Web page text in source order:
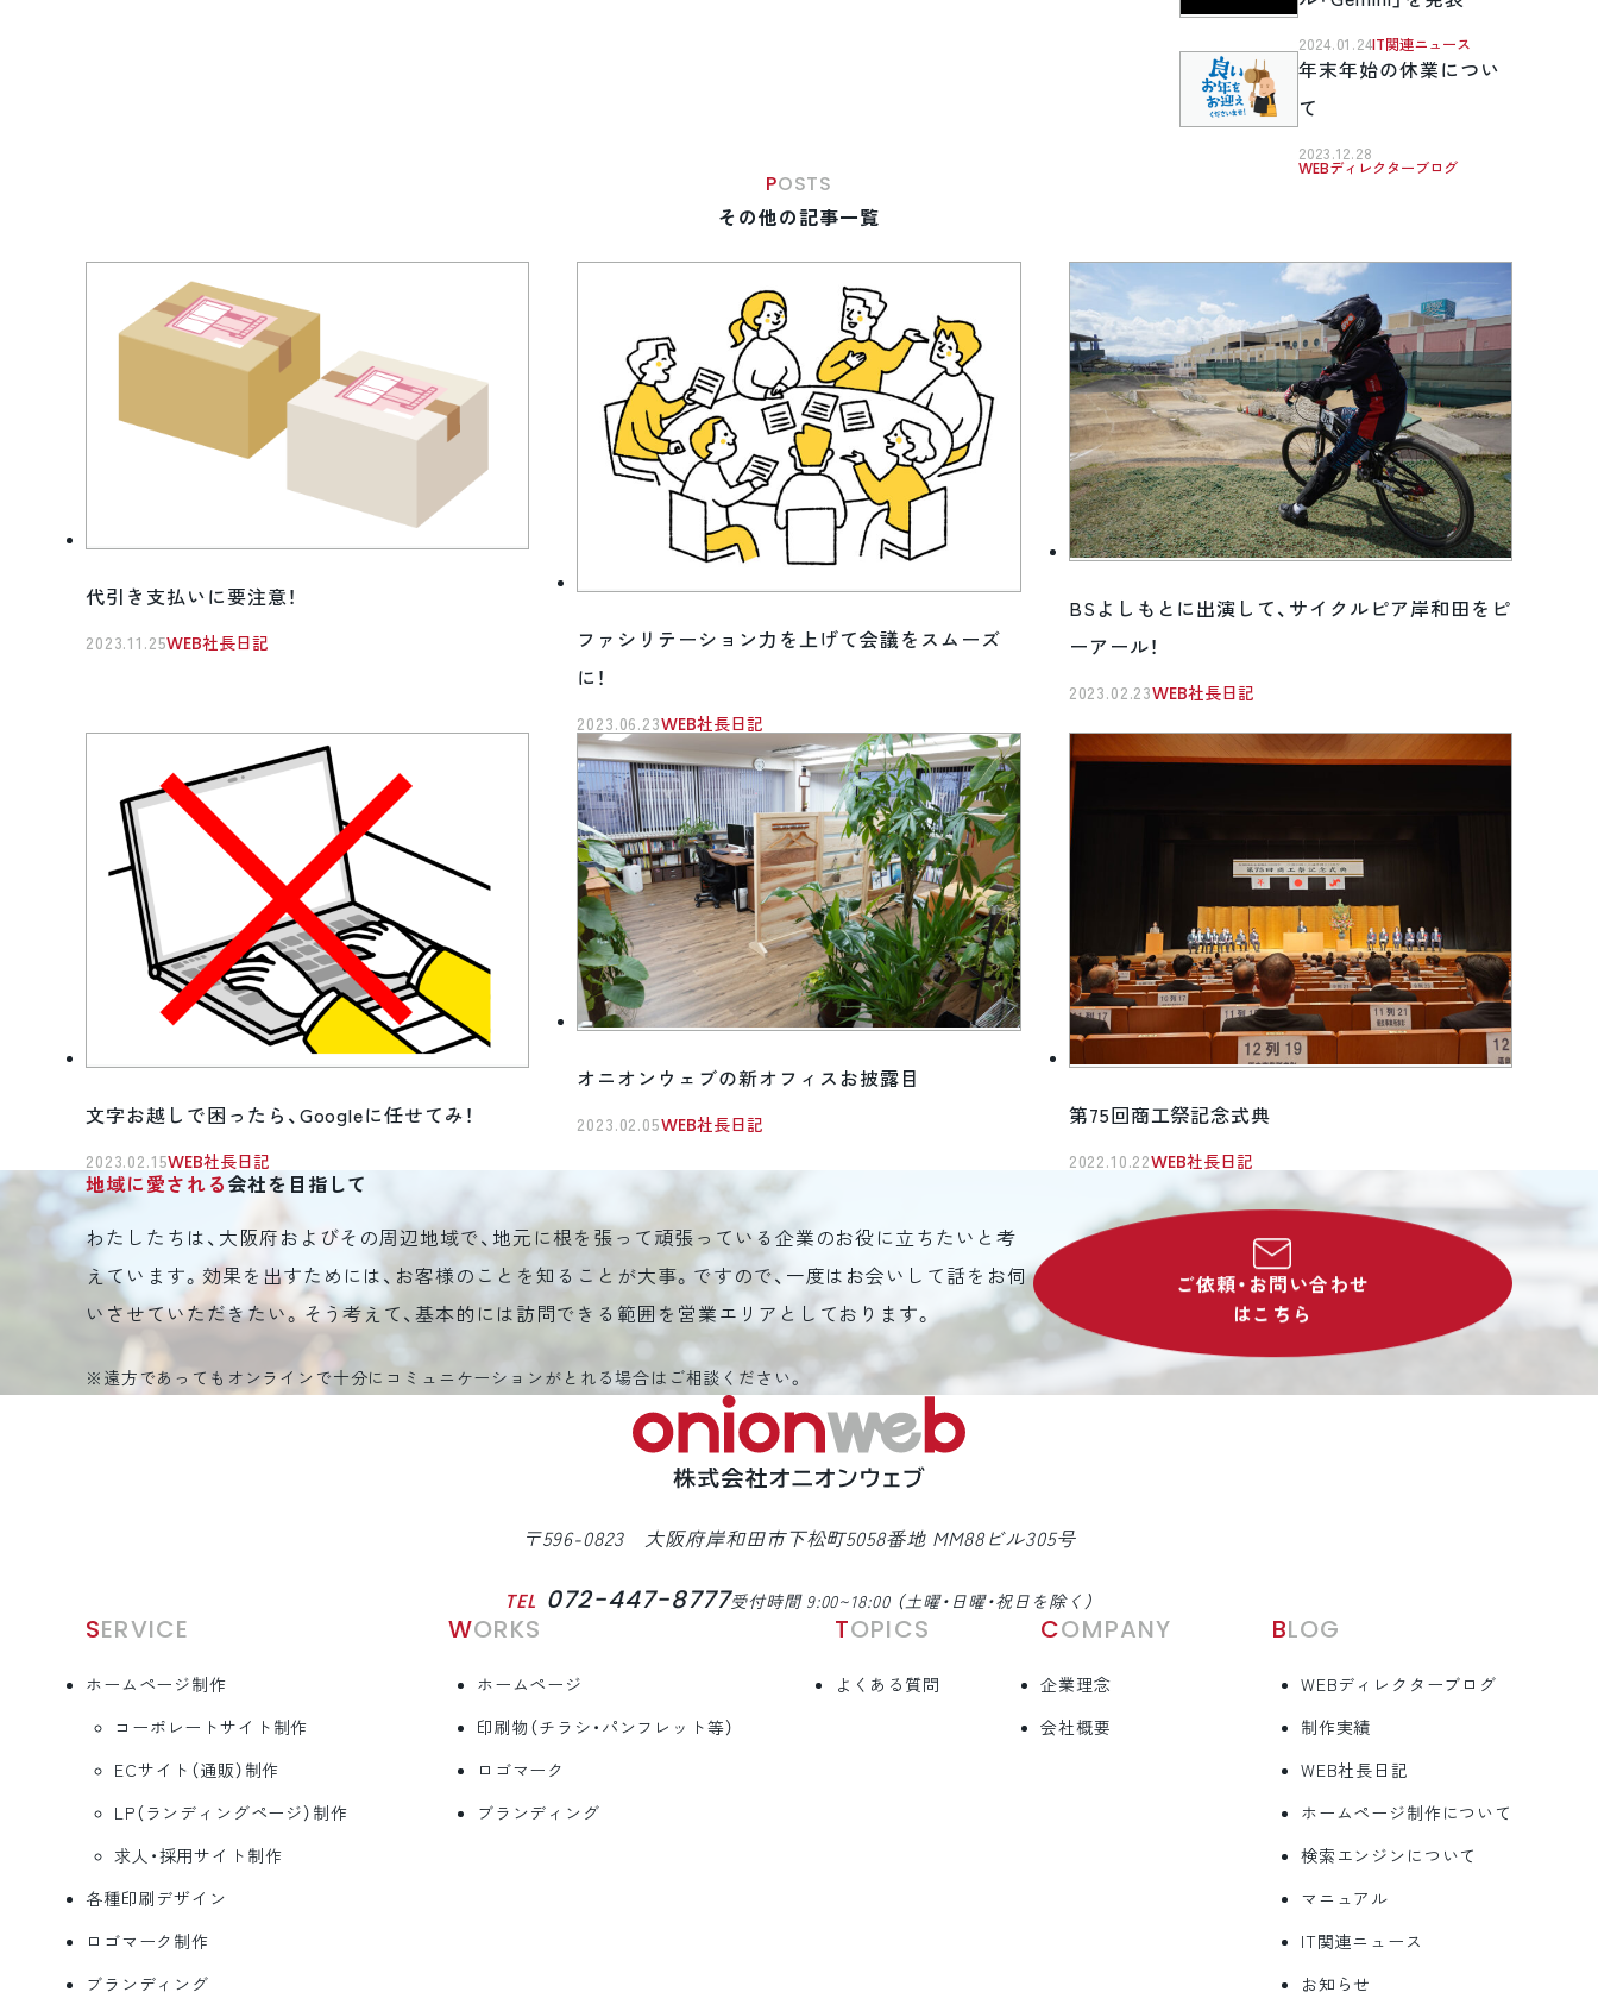
2024.01.24 IT関連ニュース
年末年始の休業につい
て
2023.12.28
WEBディレクターブログ
POSTS
その他の記事一覧
代引き支払いに要注意！
2023.11.25WEB社長日記
ファシリテーション力を上げて会議をスムーズ
に！
2023.06.23WEB社長日記
BSよしもとに出演して、サイクルピア岸和田をピ
ーアール！
2023.02.23WEB社長日記
文字お越しで困ったら、Googleに任せてみ！
2023.02.15WEB社長日記
オニオンウェブの新オフィスお披露目
2023.02.05WEB社長日記 第75回商工祭記念式典
2022.10.22WEB社長日記
地域に愛される会社を目指して
わたしたちは、大阪府およびその周辺地域で、地元に根を張って頑張っている企業のお役に立ちたいと考
えています。効果を出すためには、お客様のことを知ることが大事。ですので、一度はお会いして話をお伺
いさせていただきたい。そう考えて、基本的には訪問できる範囲を営業エリアとしております。
※遠方であってもオンラインで十分にコミュニケーションがとれる場合はご相談ください。
ご依頼・お問い合わせ
はこちら
〒596-0823 大阪府岸和田市下松町5058番地 MM88ビル305号
TEL 072-447-8777受付時間 9:00~18:00 （土曜・日曜・祝日を除く）
SERVICE
ホームページ制作
コーポレートサイト制作
ECサイト（通販）制作
LP（ランディングページ）制作
求人・採用サイト制作
各種印刷デザイン
ロゴマーク制作
ブランディング
WORKS
ホームページ
印刷物（チラシ・パンフレット等）
ロゴマーク
ブランディング
TOPICS
よくある質問
COMPANY
企業理念
会社概要
BLOG
WEBディレクターブログ
制作実績
WEB社長日記
ホームページ制作について
検索エンジンについて
マニュアル
IT関連ニュース
お知らせ